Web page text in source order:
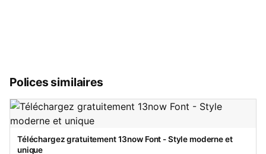
Polices similaires
Téléchargez gratuitement 13now Font - Style moderne et
unique